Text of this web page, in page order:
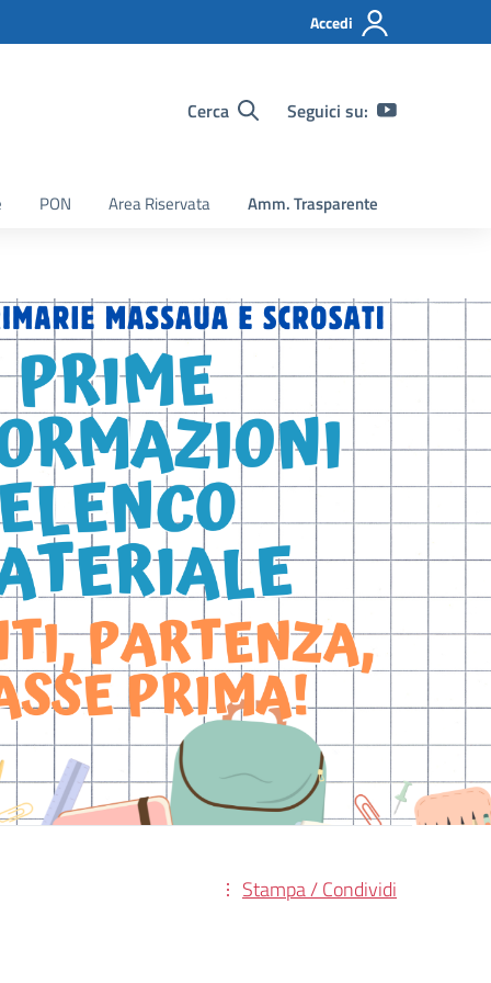
Accedi
Cerca Seguici su:
PON Area Riservata Amm. Trasparente
Stampa / Condividi